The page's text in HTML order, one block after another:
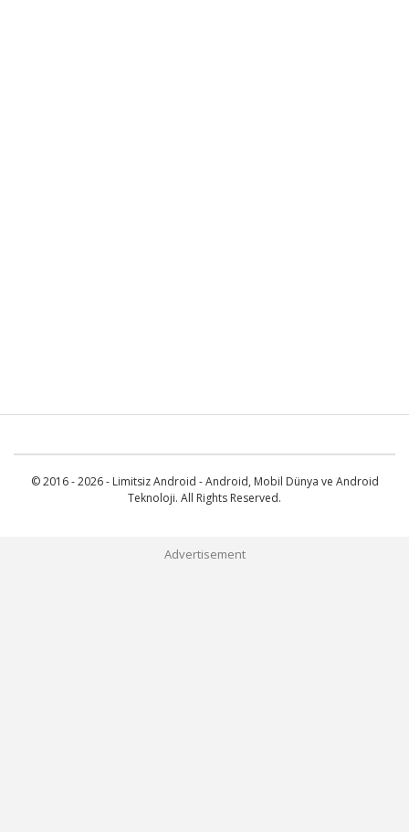
© 2016 - 2026 - Limitsiz Android - Android, Mobil Dünya ve Android
Teknoloji. All Rights Reserved.
Advertisement